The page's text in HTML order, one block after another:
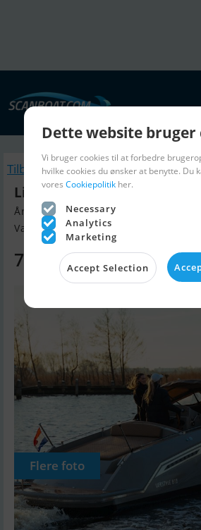
Tilbage
Lifestyle 818 Super Tender
Årgang 2026, Motorbåd til salg
Værft, Holland
779.800 DKK
Flere foto
Dette website bruger
Vi bruger cookies til at forbedre
hvilke cookies du ønsker at benytte. Du
vores Cookiepolitik her.
Necessary
Analytics
Marketing
Accept Selection